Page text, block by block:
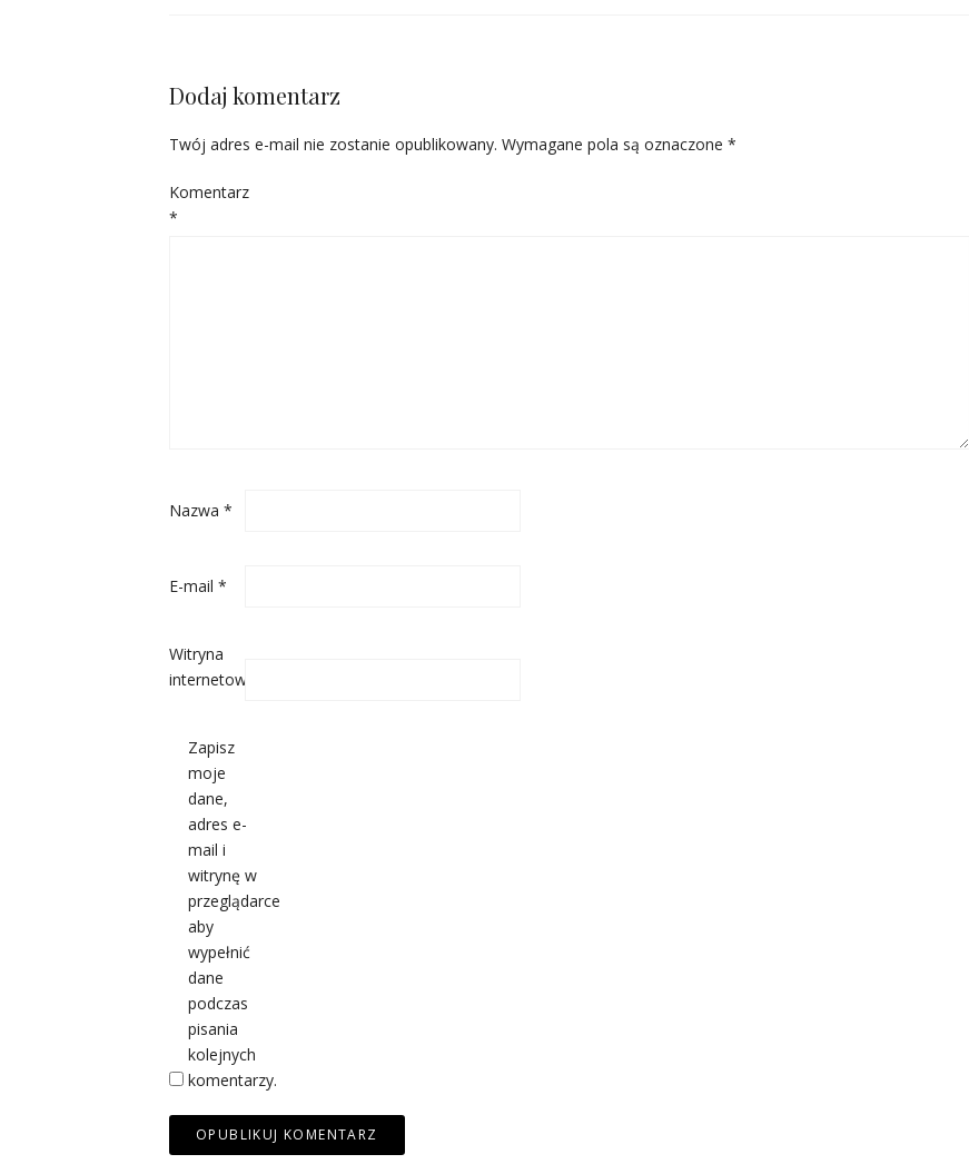
Dodaj komentarz
Twój adres e-mail nie zostanie opublikowany. Wymagane pola są oznaczone *
Komentarz
*
Nazwa *
E-mail *
Witryna
internetowa
Zapisz
moje
dane,
adres e-
mail i
witrynę w
przeglądarce
aby
wypełnić
dane
podczas
pisania
kolejnych
komentarzy.